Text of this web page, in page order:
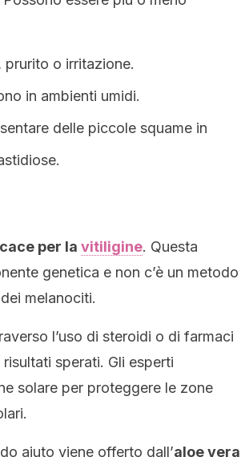
o irritazione.
in ambienti umidi.
delle piccole squame in
per la vitiligine. Questa
genetica e non c’è un metodo
melanociti.
l’uso di steroidi o di farmaci
sperati. Gli esperti
solare per proteggere le zone
aiuto viene offerto dall’aloe vera